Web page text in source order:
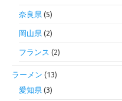
奈良県 (5)
岡山県 (2)
フランス (2)
ラーメン (13)
愛知県 (3)